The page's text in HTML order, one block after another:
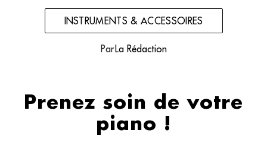
INSTRUMENTS & ACCESSOIRES
Par La Rédaction
Prenez soin de votre
piano !